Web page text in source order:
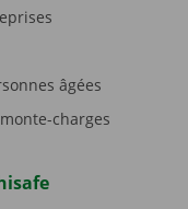
âgées
charges